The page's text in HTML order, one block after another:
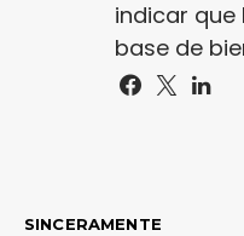
indicar que
base de
SINCERAMENTE